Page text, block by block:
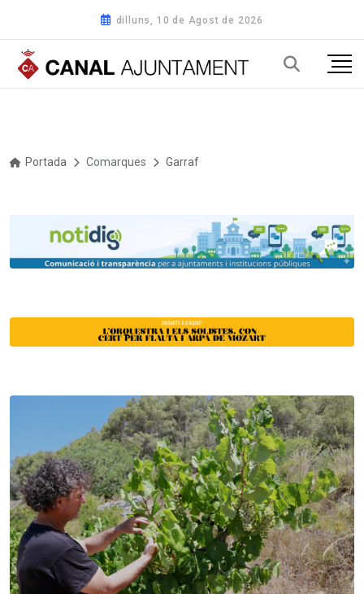
dilluns, 10 de Agost de 2026
Portada Comarques Garraf